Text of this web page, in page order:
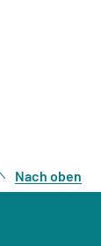
Nach oben